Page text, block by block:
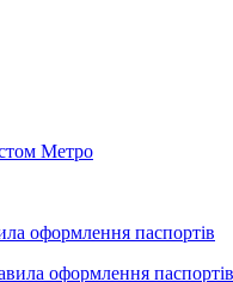
Метро
оформлення паспортів